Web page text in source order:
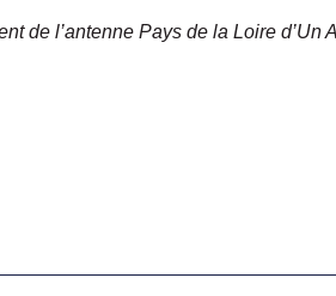
de l’antenne Pays de la Loire d’Un